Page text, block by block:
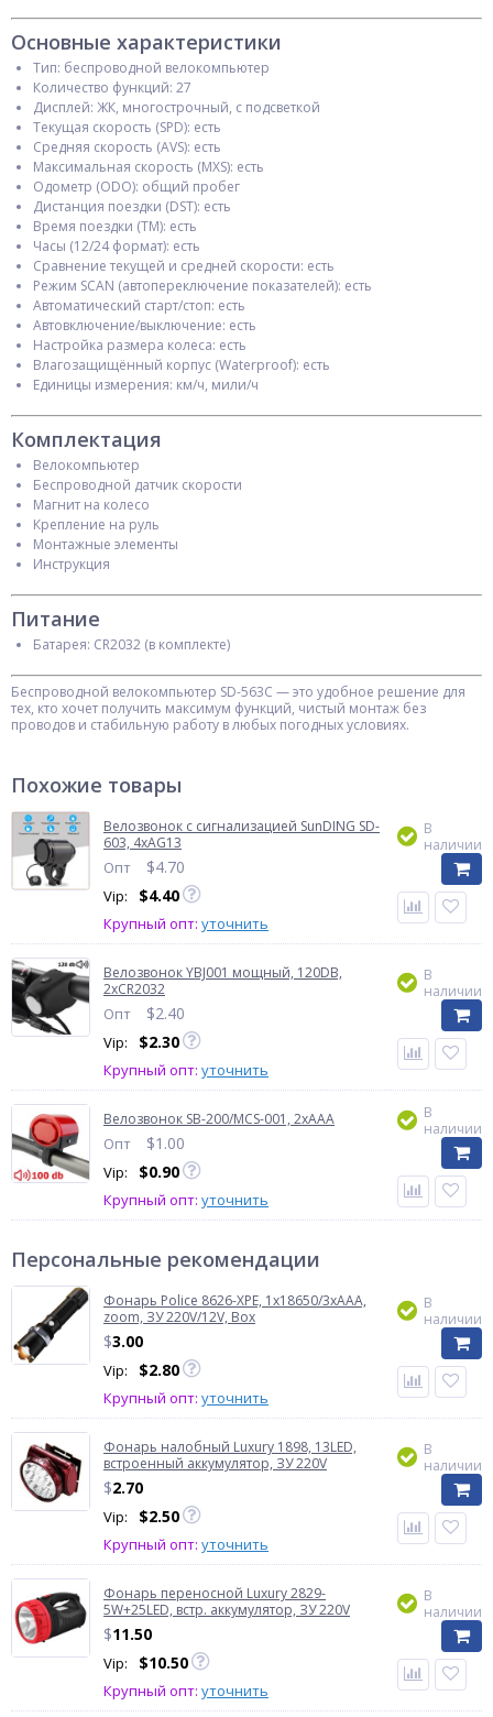
Основные характеристики
Тип: беспроводной велокомпьютер
Количество функций: 27
Дисплей: ЖК, многострочный, с подсветкой
Текущая скорость (SPD): есть
Средняя скорость (AVS): есть
Максимальная скорость (MXS): есть
Одометр (ODO): общий пробег
Дистанция поездки (DST): есть
Время поездки (TM): есть
Часы (12/24 формат): есть
Сравнение текущей и средней скорости: есть
Режим SCAN (автопереключение показателей): есть
Автоматический старт/стоп: есть
Автовключение/выключение: есть
Настройка размера колеса: есть
Влагозащищённый корпус (Waterproof): есть
Единицы измерения: км/ч, мили/ч
Комплектация
Велокомпьютер
Беспроводной датчик скорости
Магнит на колесо
Крепление на руль
Монтажные элементы
Инструкция
Питание
Батарея: CR2032 (в комплекте)
Беспроводной велокомпьютер SD-563C — это удобное решение для
тех, кто хочет получить максимум функций, чистый монтаж без
проводов и стабильную работу в любых погодных условиях.
Похожие товары
Велозвонок с сигнализацией SunDING SD-
603, 4xAG13
Опт $4.70
Vip: $4.40
Крупный опт: уточнить
В
наличии
Велозвонок YBJ001 мощный, 120DB,
2хCR2032
Опт $2.40
Vip: $2.30
Крупный опт: уточнить
В
наличии
Велозвонок SB-200/MCS-001, 2xAAA
Опт $1.00
Vip: $0.90
Крупный опт: уточнить
В
наличии
Персональные рекомендации
Фонарь Police 8626-XPE, 1х18650/3xAAA,
zoom, ЗУ 220V/12V, Box
$3.00
Vip: $2.80
Крупный опт: уточнить
В
наличии
Фонарь налобный Luxury 1898, 13LED,
встроенный аккумулятор, ЗУ 220V
$2.70
Vip: $2.50
Крупный опт: уточнить
В
наличии
Фонарь переносной Luxury 2829-
5W+25LED, встр. аккумулятор, ЗУ 220V
$11.50
Vip: $10.50
Крупный опт: уточнить
В
наличии